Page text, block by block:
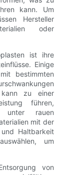
kann. Um
Hersteller
oder
ist ihre
Einige
bestimmten
zu einer
führen,
unter rauen
mit der
Haltbarkeit
um
von